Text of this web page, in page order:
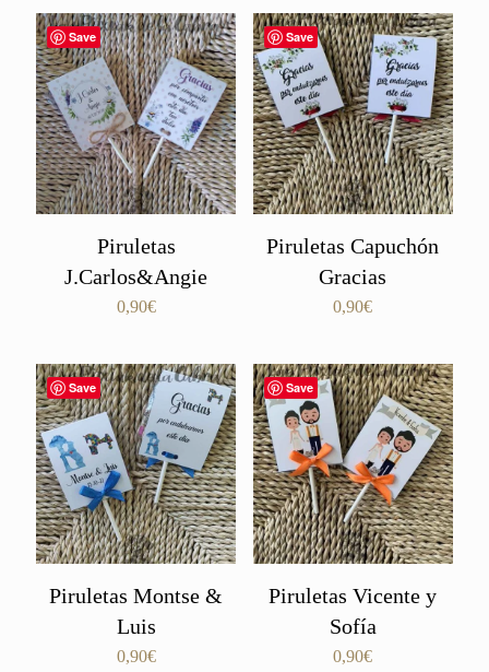
Save
Piruletas
J.Carlos&Angie
0,90€
Save
Piruletas Capuchón
Gracias
0,90€
Save
Piruletas Montse &
Luis
0,90€
Save
Piruletas Vicente y
Sofía
0,90€